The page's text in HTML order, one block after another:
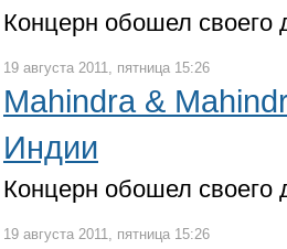
Концерн обошел своего
19 августа 2011, пятница 15:26
Mahindra &
Индии
Концерн обошел своего
19 августа 2011, пятница 15:26